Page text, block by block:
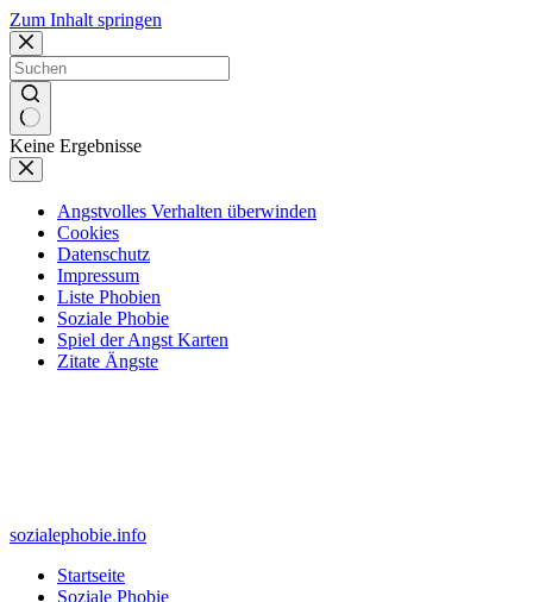
Zum Inhalt springen
Keine Ergebnisse
Angstvolles Verhalten überwinden
Cookies
Datenschutz
Impressum
Liste Phobien
Soziale Phobie
Spiel der Angst Karten
Zitate Ängste
sozialephobie.info
Startseite
Soziale Phobie